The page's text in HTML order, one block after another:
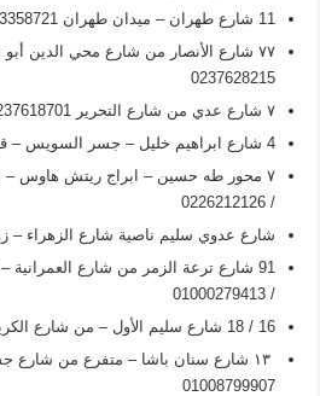
11 شارع طهران – ميدان طهران 0233358721 / 01002257558
0237628215
۷ شارع عدي من شارع التحرير 0237618701 / 01092224859
4 شارع ابراهيم خليل – جسر السويس – قباء
/ 0226212126
شارع عدوي سليم ناصية شارع الزهراء –
/ 01000279413
16 / 18 شارع سليم الأول – من شارع الكريم خلف قصر الطاهرة
01008799907